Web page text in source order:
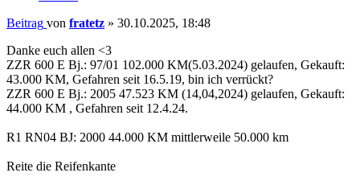
Beitrag von fratetz » 30.10.2025, 18:48
Danke euch allen <3
ZZR 600 E Bj.: 97/01 102.000 KM(5.03.2024) gelaufen, Gekauft:
43.000 KM, Gefahren seit 16.5.19, bin ich verrückt?
ZZR 600 E Bj.: 2005 47.523 KM (14,04,2024) gelaufen, Gekauft:
44.000 KM , Gefahren seit 12.4.24.
R1 RN04 BJ: 2000 44.000 KM mittlerweile 50.000 km
Reite die Reifenkante